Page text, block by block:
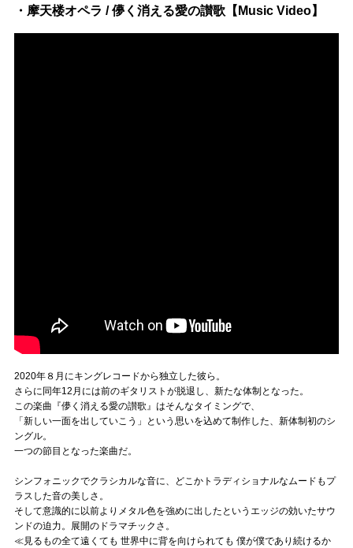
・摩天楼オペラ / 儚く消える愛の讃歌【Music Video】
2020年８月にキングレコードから独立した彼ら。
さらに同年12月には前のギタリストが脱退し、新たな体制となった。
この楽曲『儚く消える愛の讃歌』はそんなタイミングで、
「新しい一面を出していこう」という思いを込めて制作した、新体制初のシ
ングル。
一つの節目となった楽曲だ。
シンフォニックでクラシカルな音に、どこかトラディショナルなムードもプ
ラスした音の美しさ。
そして意識的に以前よりメタル色を強めに出したというエッジの効いたサウ
ンドの迫力。展開のドラマチックさ。
≪見るもの全て遠くても 世界中に背を向けられても 僕が僕であり続けるか